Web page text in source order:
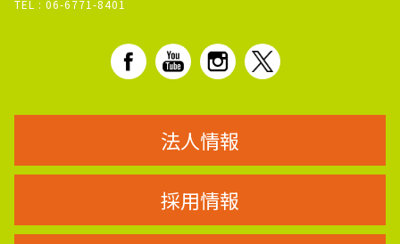
TEL : 06-6771-8401
法人情報
採用情報